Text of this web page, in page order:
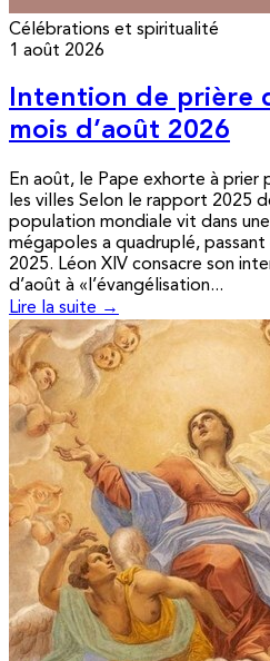
Célébrations et spiritualité
1 août 2026
Intention de prière
mois d’août 2026
En août, le Pape exhorte à prier
les villes Selon le rapport 2025
population mondiale vit dans
mégapoles a quadruplé,
2025. Léon XIV consacre son
d’août à «l’évangélisation...
Lire la suite →